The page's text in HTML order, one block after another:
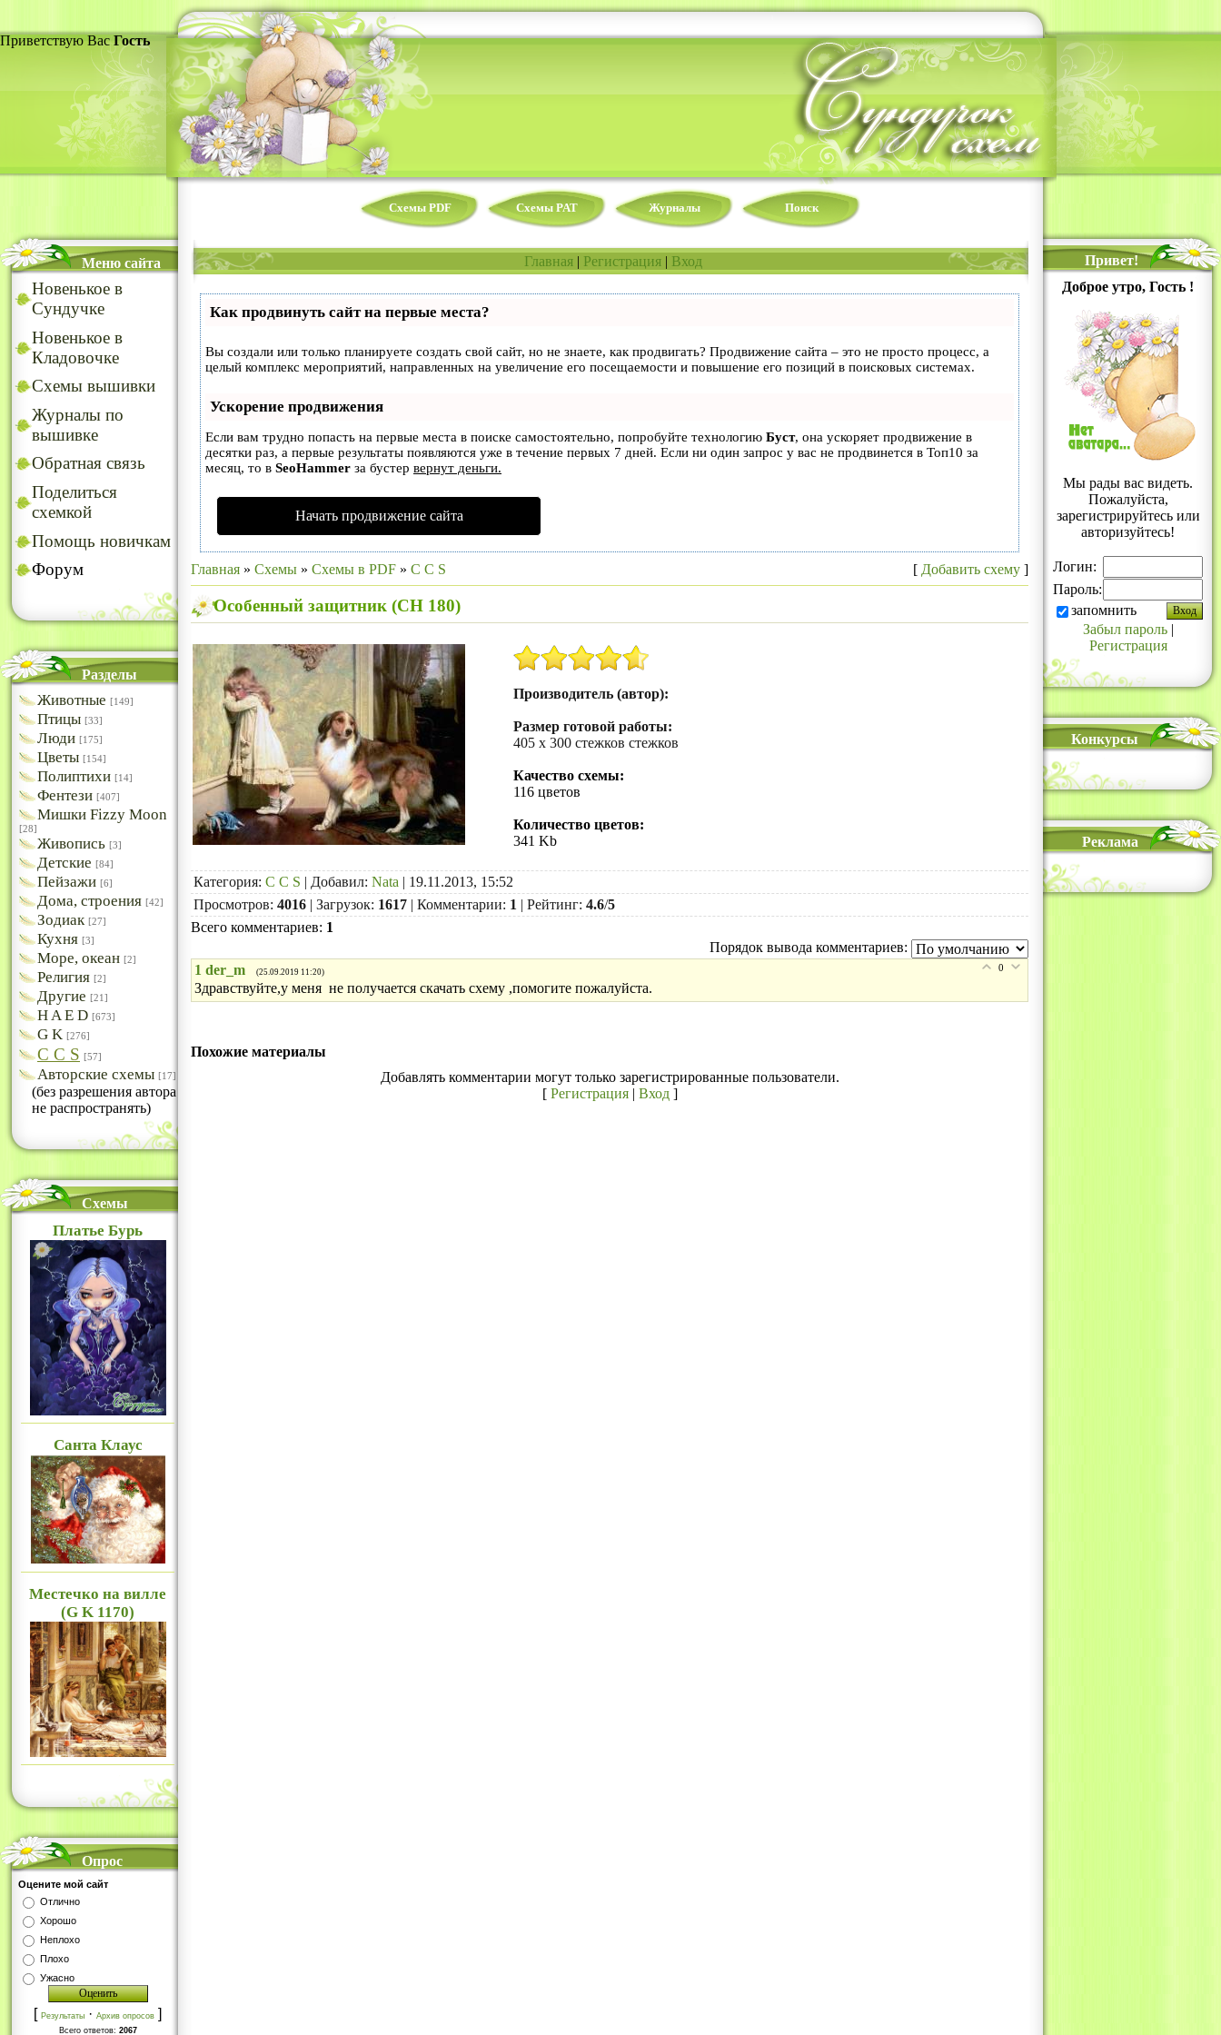
Приветствую Вас Гость
Схемы PDF Схемы PAT Журналы Поиск
Меню сайта
Новенькое в
Сундучке
Новенькое в
Кладовочке
Схемы вышивки
Журналы по
вышивке
Обратная связь
Поделиться
схемкой
Помощь новичкам
Форум
Разделы
Животные [149]
Птицы [33]
Люди [175]
Цветы [154]
Полиптихи [14]
Фентези [407]
Мишки Fizzy Moon
[28]
Живопись [3]
Детские [84]
Пейзажи [6]
Дома, строения [42]
Зодиак [27]
Кухня [3]
Море, океан [2]
Религия [2]
Другие [21]
H A E D [673]
G K [276]
C C S [57]
Авторские схемы [17]
(без разрешения автора
не распространять)
Схемы
Платье Бурь
Санта Клаус
Местечко на вилле
(G K 1170)
Опрос
Оцените мой сайт
Отлично
Хорошо
Неплохо
Плохо
Ужасно
[ Результаты · Архив опросов ]
Всего ответов: 2067
Главная | Регистрация | Вход
Как продвинуть сайт на первые места?
Вы создали или только планируете создать свой сайт, но не знаете, как продвигать? Продвижение сайта – это не просто процесс, а
целый комплекс мероприятий, направленных на увеличение его посещаемости и повышение его позиций в поисковых системах.
Ускорение продвижения
Если вам трудно попасть на первые места в поиске самостоятельно, попробуйте технологию Буст, она ускоряет продвижение в
десятки раз, а первые результаты появляются уже в течение первых 7 дней. Если ни один запрос у вас не продвинется в Топ10 за
месяц, то в SeoHammer за бустер вернут деньги.
Начать продвижение сайта
Главная » Схемы » Схемы в PDF » C C S [ Добавить схему ]
Особенный защитник (CH 180)
Производитель (автор):
Размер готовой работы:
405 х 300 стежков стежков
Качество схемы:
116 цветов
Количество цветов:
341 Kb
Категория: C C S | Добавил: Nata | 19.11.2013, 15:52
Просмотров: 4016 | Загрузок: 1617 | Комментарии: 1 | Рейтинг: 4.6/5
Всего комментариев: 1
Порядок вывода комментариев:
1 der_m (25.09.2019 11:20) 0
Здравствуйте,у меня не получается скачать схему ,помогите пожалуйста.
Похожие материалы
Добавлять комментарии могут только зарегистрированные пользователи.
[ Регистрация | Вход]
Привет!
Доброе утро, Гость !
Мы рады вас видеть.
Пожалуйста,
зарегистрируйтесь или
авторизуйтесь!
Логин:
Пароль:
запомнить
Забыл пароль|
Регистрация
Конкурсы
Реклама